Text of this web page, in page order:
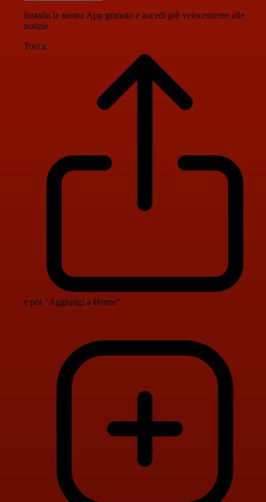
Installa la nostra App gratuita e accedi più velocemente alle
notizie
Tocca
e poi "Aggiungi a Home"